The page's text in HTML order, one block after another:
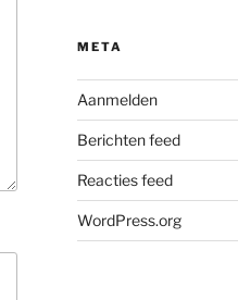
META
Aanmelden
Berichten feed
Reacties feed
WordPress.org